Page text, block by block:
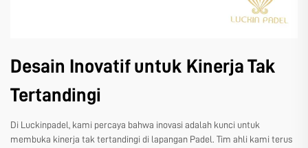
Desain Inovatif untuk Kinerja Tak
Tertandingi
Di Luckinpadel, kami percaya bahwa inovasi adalah kunci untuk
membuka kinerja tak tertandingi di lapangan Padel. Tim ahli kami terus